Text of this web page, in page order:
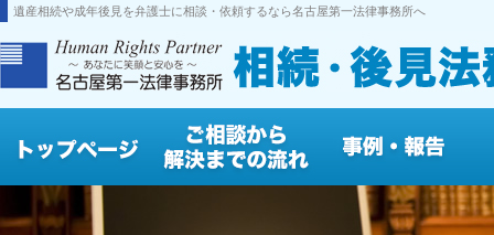
遺産相続や成年後見を弁護士に相談・依頼するなら名古屋第一法律事務所へ